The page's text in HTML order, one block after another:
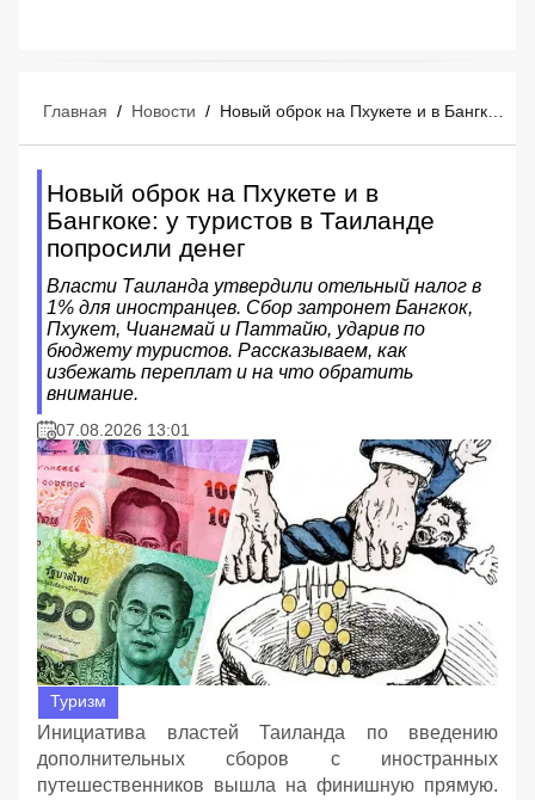
Главная / Новости / Новый оброк на Пхукете и в Бангкоке: у туристов в Таиланде попросили денег
Новый оброк на Пхукете и в
Бангкоке: у туристов в Таиланде
попросили денег
Власти Таиланда утвердили отельный налог в
1% для иностранцев. Сбор затронет Бангкок,
Пхукет, Чиангмай и Паттайю, ударив по
бюджету туристов. Рассказываем, как
избежать переплат и на что обратить
внимание.
07.08.2026 13:01
Туризм
Инициатива властей Таиланда по введению
дополнительных сборов с иностранных
путешественников вышла на финишную прямую.